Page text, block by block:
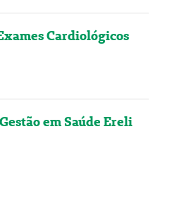
Cardiológicos
em Saúde Ereli